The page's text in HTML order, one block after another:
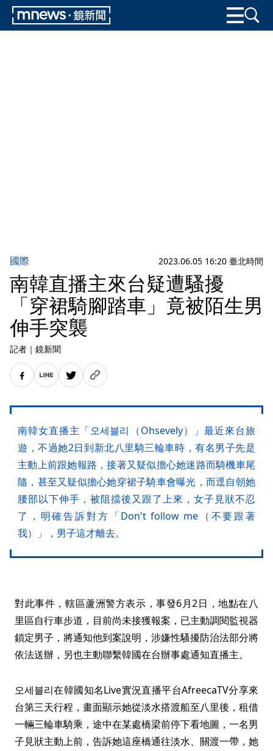
國際 2023.06.05 16:20 臺北時間
南韓直播主來台疑遭騷擾
「穿裙騎腳踏車」竟被陌生男
伸手突襲
記者 ｜ 鏡新聞
南韓女直播主「오세블리（Ohsevely）」最近來台旅
遊，不過她2日到新北八里騎三輪車時，有名男子先是
主動上前跟她報路，接著又疑似擔心她迷路而騎機車尾
隨，甚至又疑似擔心她穿裙子騎車會曝光，而逕自朝她
腰部以下伸手，被阻擋後又跟了上來，女子見狀不忍
了，明確告訴對方「Don't follow me（不要跟著
我）」，男子這才離去。
對此事件，轄區蘆洲警方表示，事發6月2日，地點在八
里區自行車步道，目前尚未接獲報案，已主動調閱監視器
鎖定男子，將通知他到案說明，涉嫌性騷擾防治法部分將
依法送辦，另也主動聯繫韓國在台辦事處通知直播主。
오세블리在韓國知名Live實況直播平台AfreecaTV分享來
台第三天行程，畫面顯示她從淡水搭渡船至八里後，租借
一輛三輪車騎乘，途中在某處橋梁前停下看地圖，一名男
子見狀主動上前，告訴她這座橋通往淡水、關渡一帶，她